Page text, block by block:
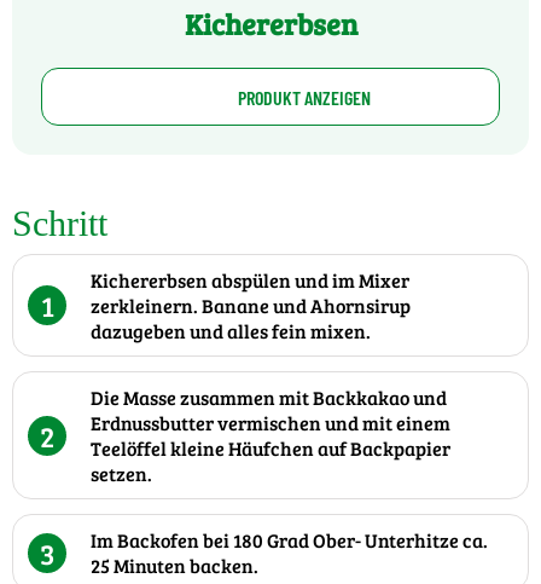
Kichererbsen
PRODUKT ANZEIGEN
Schritt
1
Kichererbsen abspülen und im Mixer
zerkleinern. Banane und Ahornsirup
dazugeben und alles fein mixen.
2
Die Masse zusammen mit Backkakao und
Erdnussbutter vermischen und mit einem
Teelöffel kleine Häufchen auf Backpapier
setzen.
3
Im Backofen bei 180 Grad Ober- Unterhitze ca.
25 Minuten backen.